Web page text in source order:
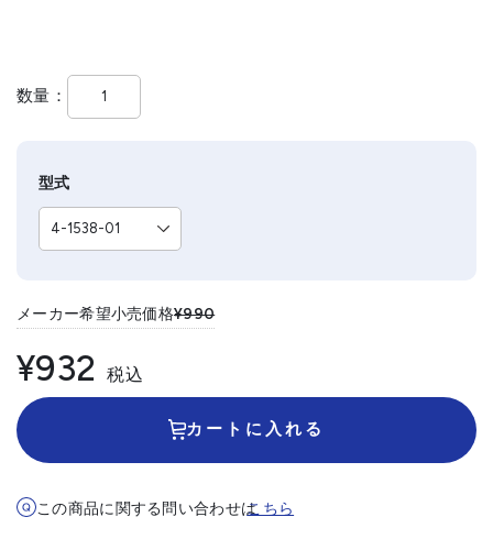
数量
型式
メーカー希望小売価格¥990
¥932 税込
カートに入れる
この商品に関する問い合わせはこちら